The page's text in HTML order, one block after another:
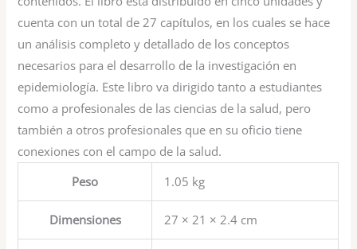
cuenta con un total de 27 capítulos, en los cuales se hace
un análisis completo y detallado de los conceptos
necesarios para el desarrollo de la investigación en
epidemiología. Este libro va dirigido tanto a estudiantes
como a profesionales de las ciencias de la salud, pero
también a otros profesionales que en su oficio tiene
conexiones con el campo de la salud.
Peso
1.05 kg
Dimensiones 27 × 21 × 2.4 cm